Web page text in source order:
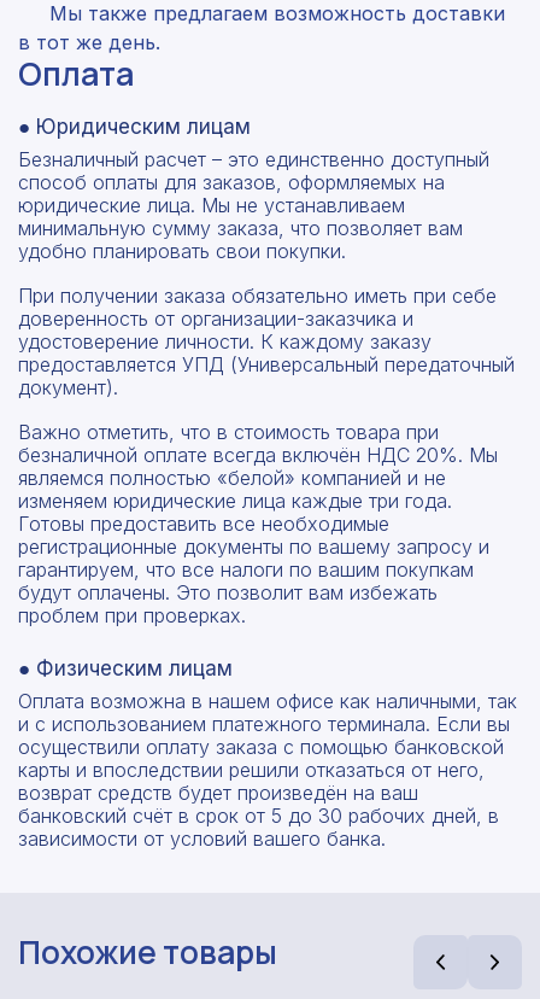
Мы также предлагаем возможность доставки
в тот же день.
Оплата
● Юридическим лицам
Безналичный расчет – это единственно доступный
способ оплаты для заказов, оформляемых на
юридические лица. Мы не устанавливаем
минимальную сумму заказа, что позволяет вам
удобно планировать свои покупки.
При получении заказа обязательно иметь при себе
доверенность от организации-заказчика и
удостоверение личности. К каждому заказу
предоставляется УПД (Универсальный передаточный
документ).
Важно отметить, что в стоимость товара при
безналичной оплате всегда включён НДС 20%. Мы
являемся полностью «белой» компанией и не
изменяем юридические лица каждые три года.
Готовы предоставить все необходимые
регистрационные документы по вашему запросу и
гарантируем, что все налоги по вашим покупкам
будут оплачены. Это позволит вам избежать
проблем при проверках.
● Физическим лицам
Оплата возможна в нашем офисе как наличными, так
и с использованием платежного терминала. Если вы
осуществили оплату заказа с помощью банковской
карты и впоследствии решили отказаться от него,
возврат средств будет произведён на ваш
банковский счёт в срок от 5 до 30 рабочих дней, в
зависимости от условий вашего банка.
Похожие товары